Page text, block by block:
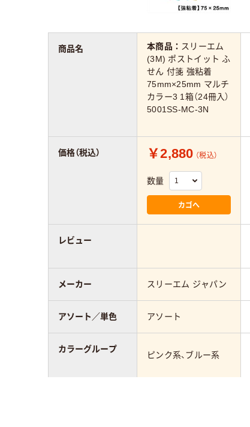
本商品： スリーエム
(3M) ポストイット ふ
せん 付箋 強粘着
75mm×25mm マルチ
カラー3 1箱（24冊入）
5001SS-MC-3N
￥2,880 （税込）
数量
カゴへ
スリーエム ジャパン
アソート
ピンク系、ブルー系
商品名
価格（税込）
レビュー
メーカー
アソート／単色
カラーグループ